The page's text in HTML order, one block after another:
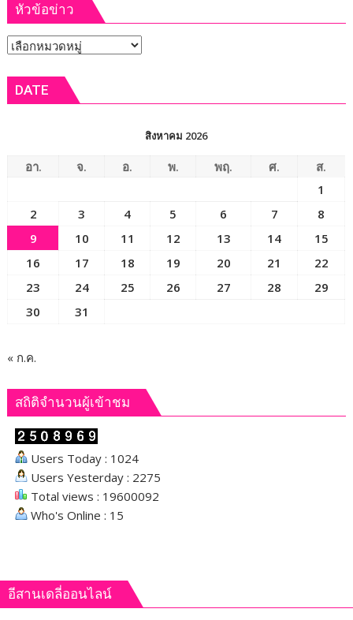
งาน
12
กุศล
หัวข้อข่าว
หัวข้อ
DATE
สิงหาคม 2026
อา. จ. อ. พ. พฤ. ศ.
ส.
1
2
3 4 5 6 7
8
9
10 11 12 13 14
15
16
17 18 19 20 21
22
23
24 25 26 27 28
29
30
31
« ก.ค.
สถิติจำนวนผู้เข้าชม
Users Today : 1024
Users Yesterday : 2275
Total views : 19600092
Who's Online : 15
อีสานเดลี่ออนไลน์